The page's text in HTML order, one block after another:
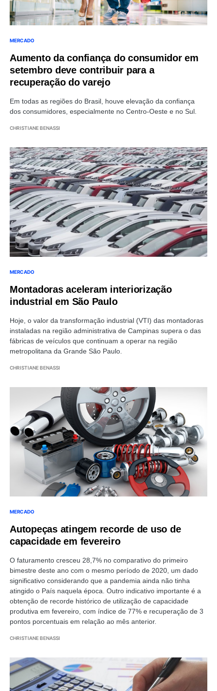
MERCADO
Aumento da confiança do consumidor em
setembro deve contribuir para a
recuperação do varejo
Em todas as regiões do Brasil, houve elevação da confiança
dos consumidores, especialmente no Centro-Oeste e no Sul.
CHRISTIANE BENASSI
MERCADO
Montadoras aceleram interiorização
industrial em São Paulo
Hoje, o valor da transformação industrial (VTI) das montadoras
instaladas na região administrativa de Campinas supera o das
fábricas de veículos que continuam a operar na região
metropolitana da Grande São Paulo.
CHRISTIANE BENASSI
MERCADO
Autopeças atingem recorde de uso de
capacidade em fevereiro
O faturamento cresceu 28,7% no comparativo do primeiro
bimestre deste ano com o mesmo período de 2020, um dado
significativo considerando que a pandemia ainda não tinha
atingido o País naquela época. Outro indicativo importante é a
obtenção de recorde histórico de utilização de capacidade
produtiva em fevereiro, com índice de 77% e recuperação de 3
pontos porcentuais em relação ao mês anterior.
CHRISTIANE BENASSI